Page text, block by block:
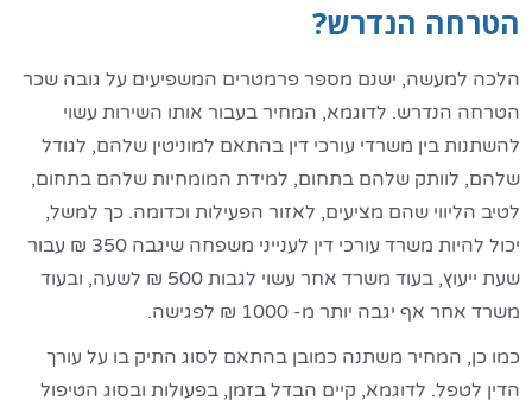
הטרחה הנדרש?
הלכה למעשה, ישנם מספר פרמטרים המשפיעים על גובה שכר
הטרחה הנדרש. לדוגמא, המחיר בעבור אותו השירות עשוי
להשתנות בין משרדי עורכי דין בהתאם למוניטין שלהם, לגודל
שלהם, לוותק שלהם בתחום, למידת המומחיות שלהם בתחום,
לטיב הליווי שהם מציעים, לאזור הפעילות וכדומה. כך למשל,
יכול להיות משרד עורכי דין לענייני משפחה שיגבה 350 ₪ עבור
שעת ייעוץ, בעוד משרד אחר עשוי לגבות 500 ₪ לשעה, ובעוד
משרד אחר אף יגבה יותר מ- 1000 ₪ לפגישה.
כמו כן, המחיר משתנה כמובן בהתאם לסוג התיק בו על עורך
הדין לטפל. לדוגמא, קיים הבדל בזמן, בפעולות ובסוג הטיפול